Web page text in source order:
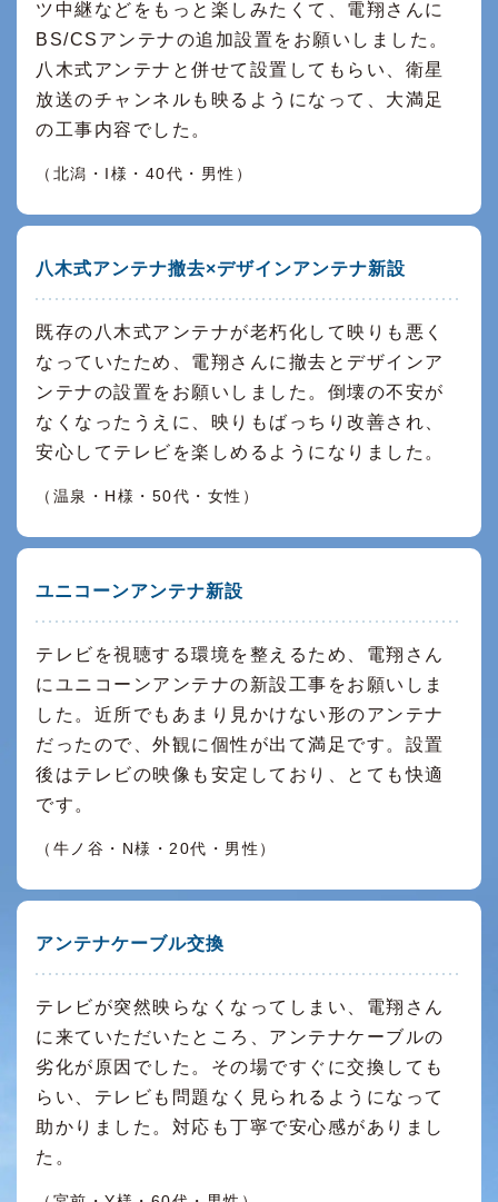
ツ中継などをもっと楽しみたくて、電翔さんに
BS/CSアンテナの追加設置をお願いしました。
八木式アンテナと併せて設置してもらい、衛星
放送のチャンネルも映るようになって、大満足
の工事内容でした。
（北潟・I様・40代・男性）
八木式アンテナ撤去×デザインアンテナ新設
既存の八木式アンテナが老朽化して映りも悪く
なっていたため、電翔さんに撤去とデザインア
ンテナの設置をお願いしました。倒壊の不安が
なくなったうえに、映りもばっちり改善され、
安心してテレビを楽しめるようになりました。
（温泉・H様・50代・女性）
ユニコーンアンテナ新設
テレビを視聴する環境を整えるため、電翔さん
にユニコーンアンテナの新設工事をお願いしま
した。近所でもあまり見かけない形のアンテナ
だったので、外観に個性が出て満足です。設置
後はテレビの映像も安定しており、とても快適
です。
（牛ノ谷・N様・20代・男性）
アンテナケーブル交換
テレビが突然映らなくなってしまい、電翔さん
に来ていただいたところ、アンテナケーブルの
劣化が原因でした。その場ですぐに交換しても
らい、テレビも問題なく見られるようになって
助かりました。対応も丁寧で安心感がありまし
た。